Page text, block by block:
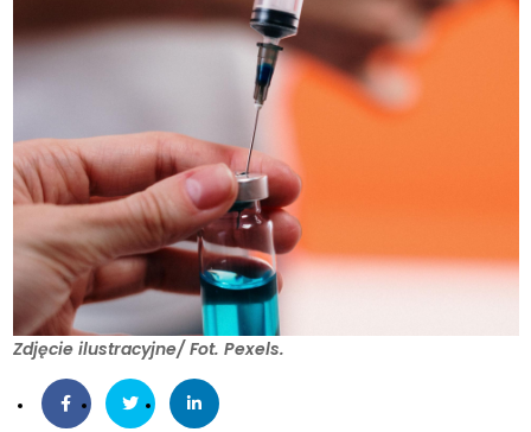
Zdjęcie ilustracyjne/ Fot. Pexels.